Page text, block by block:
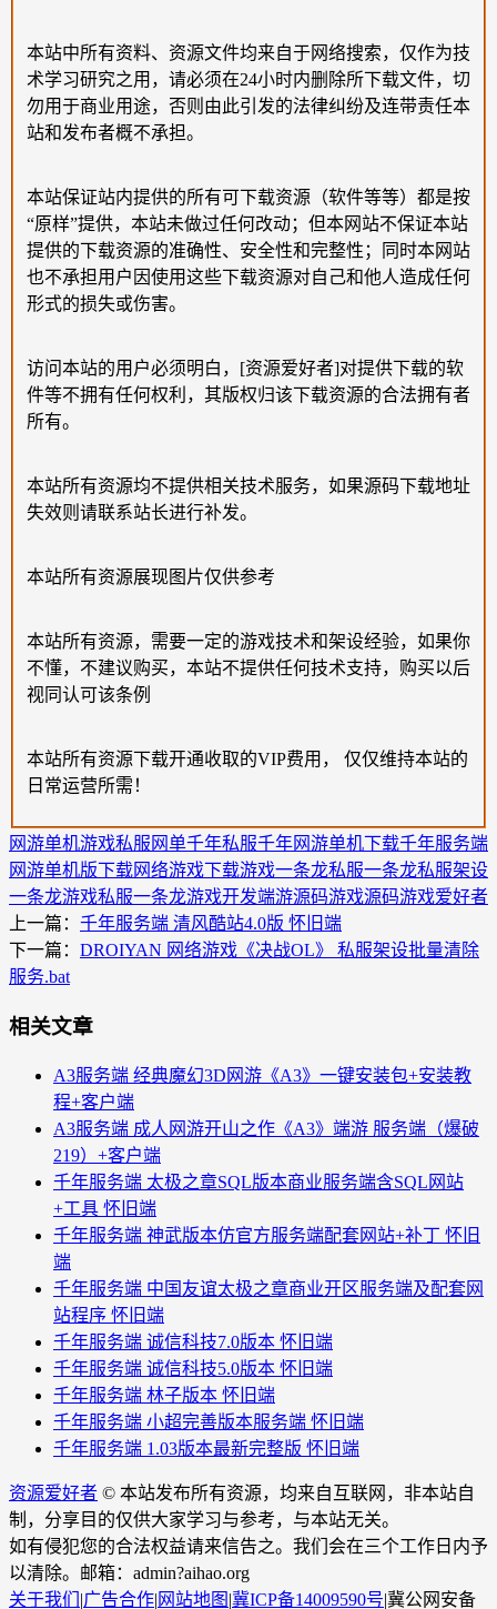
本站中所有资料、资源文件均来自于网络搜索，仅作为技
术学习研究之用，请必须在24小时内删除所下载文件，切
勿用于商业用途，否则由此引发的法律纠纷及连带责任本
站和发布者概不承担。
本站保证站内提供的所有可下载资源（软件等等）都是按
“原样”提供，本站未做过任何改动；但本网站不保证本站
提供的下载资源的准确性、安全性和完整性；同时本网站
也不承担用户因使用这些下载资源对自己和他人造成任何
形式的损失或伤害。
访问本站的用户必须明白，[资源爱好者]对提供下载的软
件等不拥有任何权利，其版权归该下载资源的合法拥有者
所有。
本站所有资源均不提供相关技术服务，如果源码下载地址
失效则请联系站长进行补发。
本站所有资源展现图片仅供参考
本站所有资源，需要一定的游戏技术和架设经验，如果你
不懂，不建议购买，本站不提供任何技术支持，购买以后
视同认可该条例
本站所有资源下载开通收取的VIP费用， 仅仅维持本站的
日常运营所需！
网游单机游戏私服 网单千年私服千年网游单机下载千年服务端
网游单机版下载网络游戏下载游戏一条龙私服一条龙私服架设
一条龙游戏私服一条龙游戏开发端游源码游戏源码游戏爱好者
上一篇： 千年服务端 清风酷站4.0版 怀旧端
下一篇： DROIYAN 网络游戏《决战OL》 私服架设批量清除
服务.bat
相关文章
A3服务端 经典魔幻3D网游《A3》一键安装包+安装教
程+客户端
A3服务端 成人网游开山之作《A3》端游 服务端（爆破
219）+客户端
千年服务端 太极之章SQL版本商业服务端含SQL网站
+工具 怀旧端
千年服务端 神武版本仿官方服务端配套网站+补丁 怀旧
端
千年服务端 中国友谊太极之章商业开区服务端及配套网
站程序 怀旧端
千年服务端 诚信科技7.0版本 怀旧端
千年服务端 诚信科技5.0版本 怀旧端
千年服务端 林子版本 怀旧端
千年服务端 小超完善版本服务端 怀旧端
千年服务端 1.03版本最新完整版 怀旧端
资源爱好者 © 本站发布所有资源，均来自互联网，非本站自
制，分享目的仅供大家学习与参考，与本站无关。
如有侵犯您的合法权益请来信告之。我们会在三个工作日内予
以清除。邮箱：admin?aihao.org
关于我们 |广告合作| 网站地图 |冀ICP备14009590号|冀公网安备